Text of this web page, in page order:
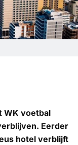
WK voetbal
Eerder
hotel verblijft